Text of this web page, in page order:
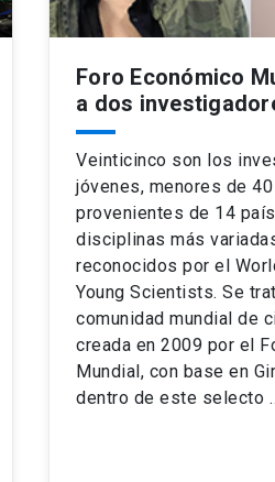
Foro Económico
a dos
Veinticinco son los
jóvenes, menores de
provenientes de 14
disciplinas más
reconocidos por el
Young Scientists. Se
comunidad mundial de
creada en 2009 por el
Mundial, con base en
dentro de este selecto